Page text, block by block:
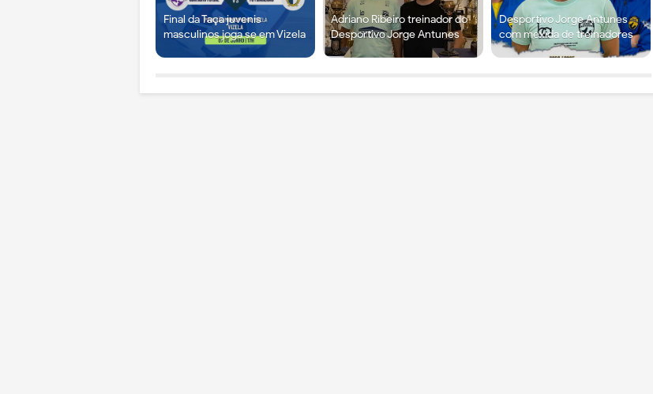
Final da Taça juvenis
masculinos joga se em Vizela
Adriano Ribeiro treinador do
Desportivo Jorge Antunes
Desportivo Jorge Antunes
com mexida de treinadores